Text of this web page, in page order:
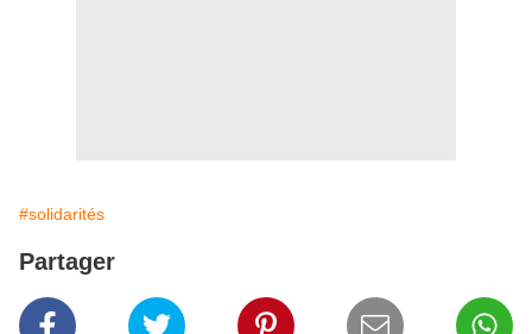
#solidarités
Partager